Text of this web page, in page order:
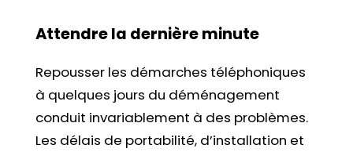
Attendre la dernière minute
Repousser les démarches téléphoniques
à quelques jours du déménagement
conduit invariablement à des problèmes.
Les délais de portabilité, d’installation et